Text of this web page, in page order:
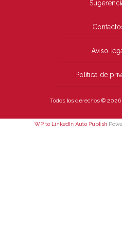
Aviso
Política de
Todos los derechos ©
WP to LinkedIn Auto Publish